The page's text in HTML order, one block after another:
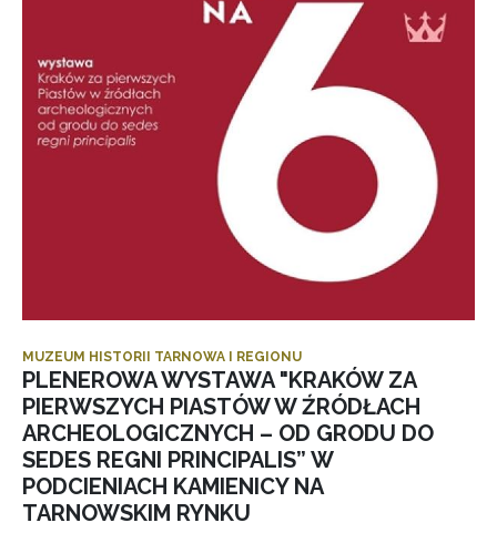
MUZEUM HISTORII TARNOWA I REGIONU
PLENEROWA WYSTAWA "KRAKÓW ZA
PIERWSZYCH PIASTÓW W ŹRÓDŁACH
ARCHEOLOGICZNYCH – OD GRODU DO
SEDES REGNI PRINCIPALIS” W
PODCIENIACH KAMIENICY NA
TARNOWSKIM RYNKU